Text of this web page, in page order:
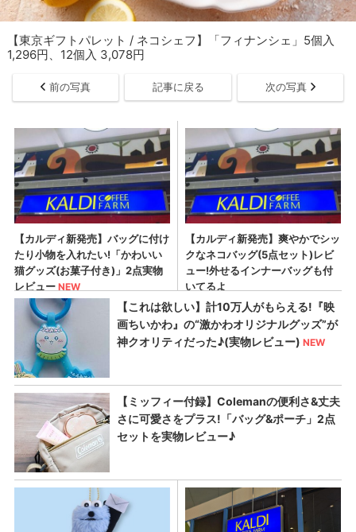
【東京ギフトパレット / ネコシェフ】「フィナンシェ」5個入
1,296円、12個入 3,078円
前の写真 記事に戻る 次の写真